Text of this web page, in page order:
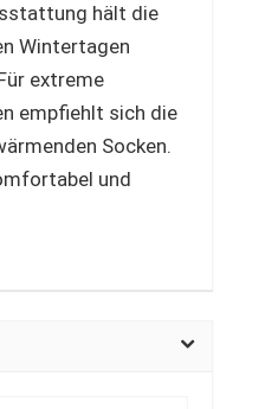
hält die
Wintertagen
extreme
empfiehlt sich die
Socken.
und